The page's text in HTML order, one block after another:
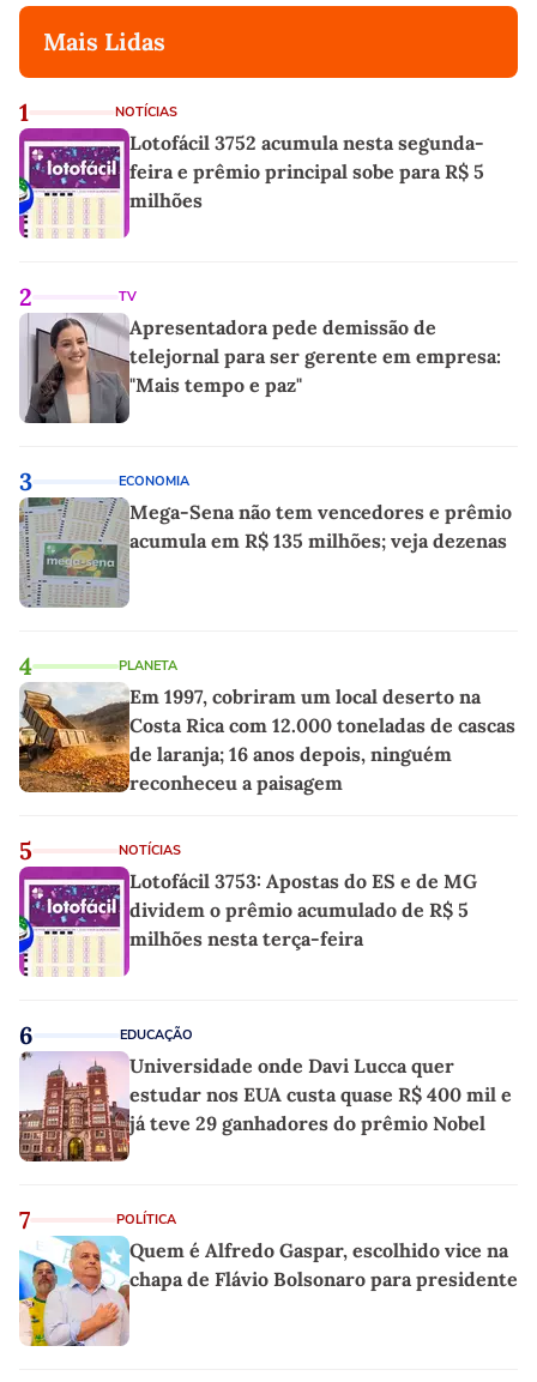
Mais Lidas
1 NOTÍCIAS
Lotofácil 3752 acumula nesta segunda-
feira e prêmio principal sobe para R$ 5
milhões
2 TV
Apresentadora pede demissão de
telejornal para ser gerente em empresa:
"Mais tempo e paz"
3 ECONOMIA
Mega-Sena não tem vencedores e prêmio
acumula em R$ 135 milhões; veja dezenas
4 PLANETA
Em 1997, cobriram um local deserto na
Costa Rica com 12.000 toneladas de cascas
de laranja; 16 anos depois, ninguém
reconheceu a paisagem
5 NOTÍCIAS
Lotofácil 3753: Apostas do ES e de MG
dividem o prêmio acumulado de R$ 5
milhões nesta terça-feira
6 EDUCAÇÃO
Universidade onde Davi Lucca quer
estudar nos EUA custa quase R$ 400 mil e
já teve 29 ganhadores do prêmio Nobel
7 POLÍTICA
Quem é Alfredo Gaspar, escolhido vice na
chapa de Flávio Bolsonaro para presidente